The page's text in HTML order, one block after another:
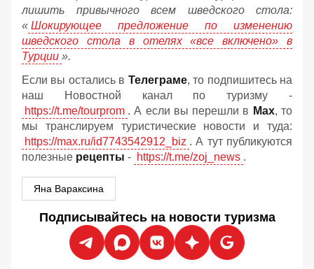
лишить привычного всем шведского стола:
« Шокирующее предложение по изменению
шведского стола в отелях «все включено» в
Турции ».
Если вы остались в Телеграме, то подпишитесь на
наш Новостной канал по туризму -
https://t.me/tourprom . А если вы перешли в Мах, то
мы транслируем туристические новости и туда:
https://max.ru/id7743542912_biz . А тут публикуются
полезные рецепты - https://t.me/zoj_news .
Яна Вараксина
Подписывайтесь на новости туризма